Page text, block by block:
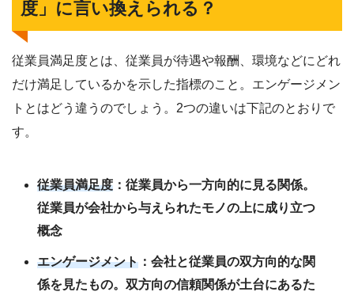
度」に言い換えられる？
従業員満足度とは、従業員が待遇や報酬、環境などにどれ
だけ満足しているかを示した指標のこと。エンゲージメン
トとはどう違うのでしょう。2つの違いは下記のとおりで
す。
従業員満足度 ：従業員から一方向的に見る関係。
従業員が会社から与えられたモノの上に成り立つ
概念
エンゲージメント ：会社と従業員の双方向的な関
係を見たもの。双方向の信頼関係が土台にあるた